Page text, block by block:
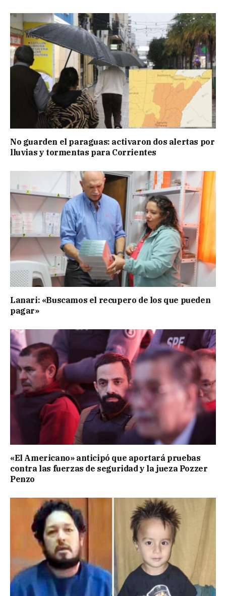
No guarden el paraguas: activaron dos alertas por
lluvias y tormentas para Corrientes
Lanari: «Buscamos el recupero de los que pueden
pagar»
«El Americano» anticipó que aportará pruebas
contra las fuerzas de seguridad y la jueza Pozzer
Penzo